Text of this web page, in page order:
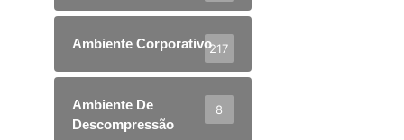
Ambiente Corporativo217
Ambiente De
Descompressão
8